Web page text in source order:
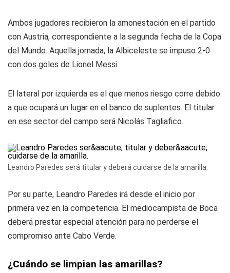
Ambos jugadores recibieron la amonestación en el partido
con Austria, correspondiente a la segunda fecha de la Copa
del Mundo. Aquella jornada, la Albiceleste se impuso 2-0
con dos goles de Lionel Messi.
El lateral por izquierda es el que menos riesgo corre debido
a que ocupará un lugar en el banco de suplentes. El titular
en ese sector del campo será Nicolás Tagliafico.
Leandro Paredes será titular y deberá cuidarse de la amarilla.
Por su parte, Leandro Paredes irá desde el inicio por
primera vez en la competencia. El mediocampista de Boca
deberá prestar especial atención para no perderse el
compromiso ante Cabo Verde.
¿Cuándo se limpian las amarillas?